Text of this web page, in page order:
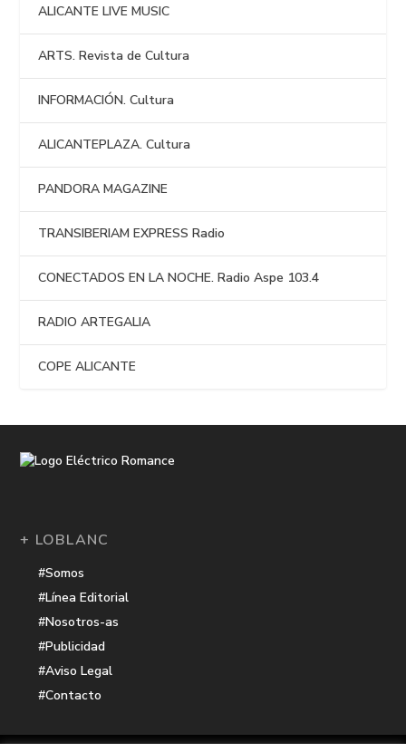
ALICANTE LIVE MUSIC
ARTS. Revista de Cultura
INFORMACIÓN. Cultura
ALICANTEPLAZA. Cultura
PANDORA MAGAZINE
TRANSIBERIAM EXPRESS Radio
CONECTADOS EN LA NOCHE. Radio Aspe 103.4
RADIO ARTEGALIA
COPE ALICANTE
+ LOBLANC
#Somos
#Línea Editorial
#Nosotros-as
#Publicidad
#Aviso Legal
#Contacto